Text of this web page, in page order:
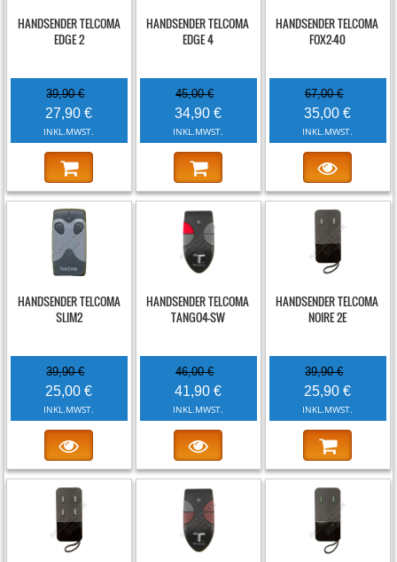
HANDSENDER TELCOMA
EDGE 2
39,90 €
27,90 €
INKL.MWST.
HANDSENDER TELCOMA
EDGE 4
45,00 €
34,90 €
INKL.MWST.
HANDSENDER TELCOMA
FOX2-40
67,00 €
35,00 €
INKL.MWST.
HANDSENDER TELCOMA
SLIM2
39,90 €
25,00 €
INKL.MWST.
HANDSENDER TELCOMA
TANGO4-SW
46,00 €
41,90 €
INKL.MWST.
HANDSENDER TELCOMA
NOIRE 2E
39,90 €
25,90 €
INKL.MWST.